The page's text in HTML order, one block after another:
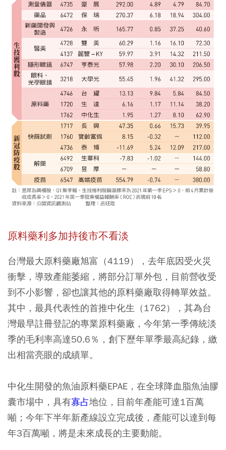
原料藥利多加持後市不看淡
台灣最大原料藥廠旭富（4119），去年底因受火災
衝擊，導致產能萎縮，將部分訂單外包，目前營收受
到不小影響，卻也讓其他的原料藥廠取得轉單效益。
其中，最具代表性的首推中化生（1762），其為台
灣最早註冊登記的專業原料藥廠，今年第一季傳統淡
季的毛利率高達50.6％，創下歷年單季最高紀錄，繳
出相當亮眼的成績單。
中化生開發的魚油原料藥EPAE，在全球降血脂魚油膠
囊市場中，具有寡占地位，目前年產能可達1百萬
噸；今年下半年新產線設立完成後，產能可以達到每
年3百萬噸，將是未來成長的主要動能。